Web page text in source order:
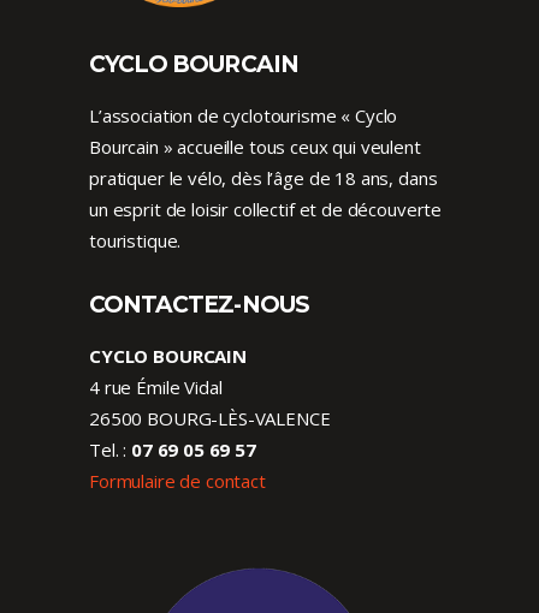
CYCLO BOURCAIN
L’association de cyclotourisme « Cyclo
Bourcain » accueille tous ceux qui veulent
pratiquer le vélo, dès l’âge de 18 ans, dans
un esprit de loisir collectif et de découverte
touristique.
CONTACTEZ-NOUS
CYCLO BOURCAIN
4 rue Émile Vidal
26500 BOURG-LÈS-VALENCE
Tel. : 07 69 05 69 57
Formulaire de contact